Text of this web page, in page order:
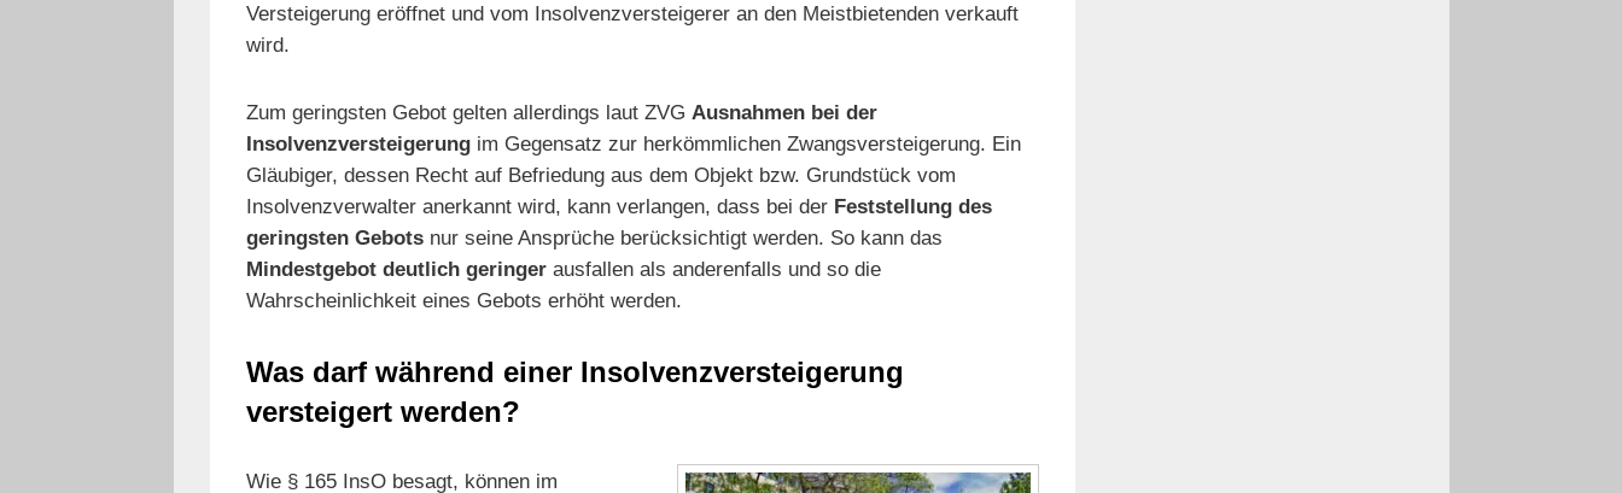
Versteigerung eröffnet und vom Insolvenzversteigerer an den Meistbietenden verkauft
wird.
Zum geringsten Gebot gelten allerdings laut ZVG Ausnahmen bei der
Insolvenzversteigerungim Gegensatz zur herkömmlichen Zwangsversteigerung. Ein
Gläubiger, dessen Recht auf Befriedung aus dem Objekt bzw. Grundstück vom
Insolvenzverwalter anerkannt wird, kann verlangen, dass bei der Feststellung des
geringsten Gebotsnur seine Ansprüche berücksichtigt werden. So kann das
Mindestgebot deutlich geringerausfallen als anderenfalls und so die
Wahrscheinlichkeit eines Gebots erhöht werden.
Was darf während einer Insolvenzversteigerung
versteigert werden?
Wie § 165 InsO besagt, können im